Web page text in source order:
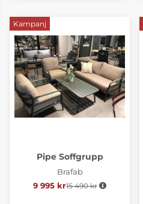
Kampanj
Pipe Soffgrupp
Brafab
9 995 kr Ordinarie pris:
15 490 kr